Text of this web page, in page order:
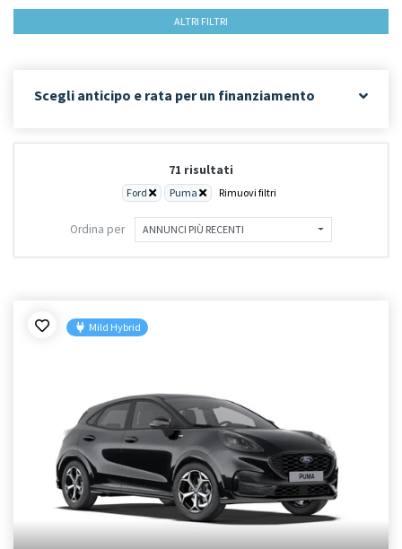
ALTRI FILTRI
Scegli anticipo e rata per un finanziamento
71 risultati
Ford Puma Rimuovi filtri
Ordina per ANNUNCI PIÙ RECENTI
Mild Hybrid